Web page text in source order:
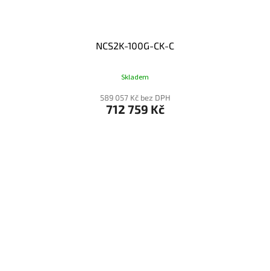
NCS2K-100G-CK-C
Skladem
589 057 Kč bez DPH
712 759 Kč